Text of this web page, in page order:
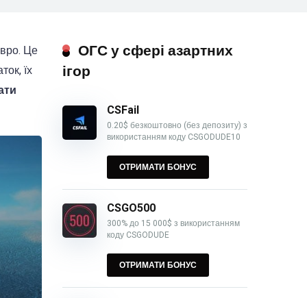
Це
їх
ОГС у сфері азартних
ігор
CSFail
0.20$ безкоштовно (без депозиту) з
використанням коду CSGODUDE10
ОТРИМАТИ БОНУС
CSGO500
300% до 15 000$ з використанням
коду CSGODUDE
ОТРИМАТИ БОНУС